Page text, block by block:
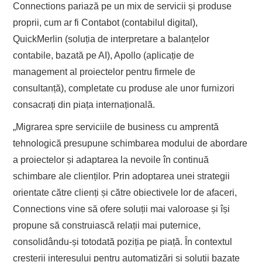
Connections pariază pe un mix de servicii și produse
proprii, cum ar fi Contabot (contabilul digital),
QuickMerlin (soluția de interpretare a balanțelor
contabile, bazată pe AI), Apollo (aplicație de
management al proiectelor pentru firmele de
consultanță), completate cu produse ale unor furnizori
consacrați din piața internațională.
„Migrarea spre serviciile de business cu amprentă
tehnologică presupune schimbarea modului de abordare
a proiectelor și adaptarea la nevoile în continuă
schimbare ale clienților. Prin adoptarea unei strategii
orientate către clienți și către obiectivele lor de afaceri,
Connections vine să ofere soluții mai valoroase și își
propune să construiască relații mai puternice,
consolidându-și totodată poziția pe piață. În contextul
creșterii interesului pentru automatizări și soluții bazate